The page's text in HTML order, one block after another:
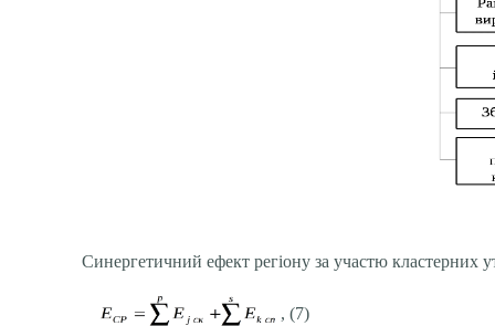
Синергетичний ефект регіону за участю кластерних
, (7)